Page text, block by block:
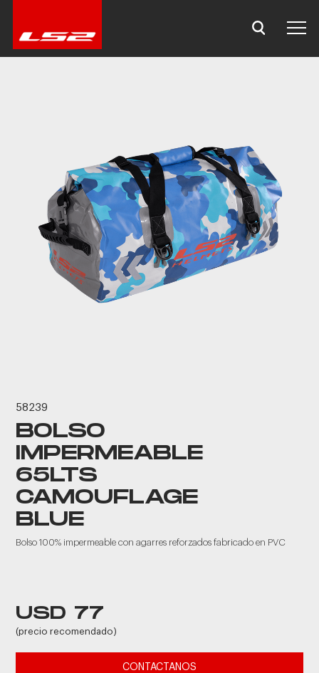
58239
BOLSO
IMPERMEABLE
65LTS
CAMOUFLAGE
BLUE
Bolso 100% impermeable con agarres reforzados fabricado en PVC
USD 77
(precio recomendado)
CONTACTANOS